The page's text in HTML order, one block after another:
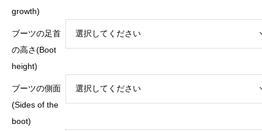
growth)
ブーツの足首
の高さ(Boot
height)
ブーツの側面
(Sides of the
boot)